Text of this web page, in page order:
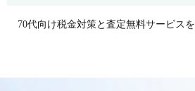
70代向け税金対策と査定無料サービス